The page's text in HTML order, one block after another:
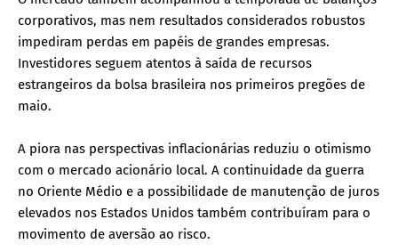
corporativos, mas nem resultados considerados robustos
impediram perdas em papéis de grandes empresas.
Investidores seguem atentos à saída de recursos
estrangeiros da bolsa brasileira nos primeiros pregões de
maio.
A piora nas perspectivas inflacionárias reduziu o otimismo
com o mercado acionário local. A continuidade da guerra
no Oriente Médio e a possibilidade de manutenção de juros
elevados nos Estados Unidos também contribuíram para o
movimento de aversão ao risco.